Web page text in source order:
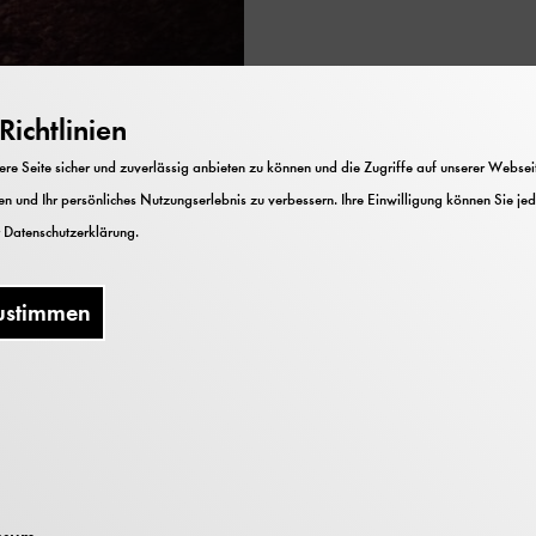
Fortschrittsoptimismus zur gezielten PR-
Energien wird heute mehr denn je
sorgten massive Investitionen in
Konflikte: Der Vision vom
Zerstörung von Natur und Landschaft
Seite sicher und zuverlässig anbieten zu können und die Zugriffe auf unserer
und Ihr persönliches Nutzungserlebnis zu verbessern. Ihre Einwilligung können Sie
Datenschutzerklärung.